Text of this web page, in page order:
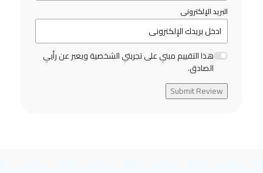
البريد الإلكترونى
هذا التقييم مبني على تجربتي الشخصية ويعبر عن رأيي
الصادق.
Submit Review